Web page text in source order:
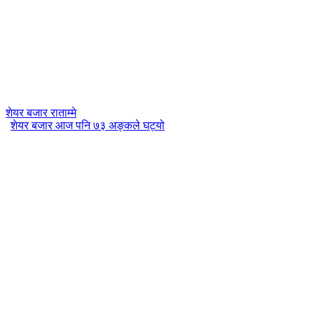
शेयर बजार राताम्मे
शेयर बजार आज पनि ७३ अङ्कले घट्यो